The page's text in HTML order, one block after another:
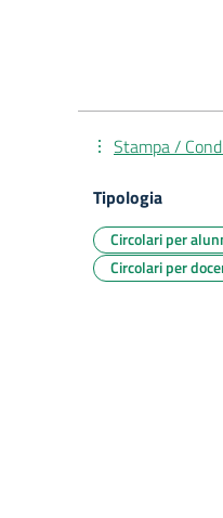
Stampa /
Tipologia
Circolari per
Circolari per